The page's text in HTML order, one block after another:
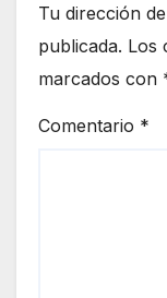
Tu dirección
publicada. Los
marcados con
Comentario *